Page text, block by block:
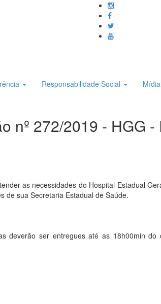
Responsabilidade Social Mídia
nº 272/2019 - HGG
as necessidades do Hospital Estadual
de sua Secretaria Estadual de Saúde.
deverão ser entregues até as 18h00min